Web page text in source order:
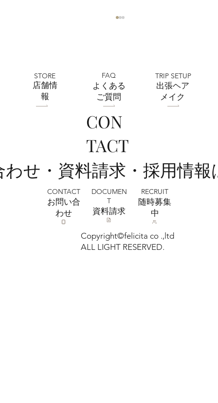
フォトウェディング前に準備するポイン
ト5選 撮影前にやっておきたいこと｜フ
ォトスタジオミルフィーユ浦和店
Copyright©felicita co .,ltd
ALL LIGHT RESERVED.
CON
TACT
せ・資料請求・採用情
CONTACT
お問い合
わせ
DOCUMEN
T
​資料請求
RECRUIT
​随時募集
中
STORE
​店舗情
報
FAQ
よくある
ご質問
TRIP SETUP
出張ヘア
メイク